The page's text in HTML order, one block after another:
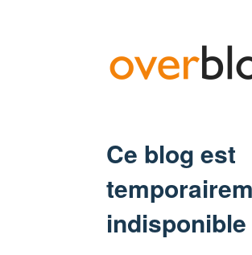
Ce blog est
indisponible